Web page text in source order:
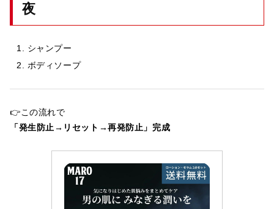
夜
シャンプー
ボディソープ
👉この流れで
「発生防止→リセット→再発防止」完成